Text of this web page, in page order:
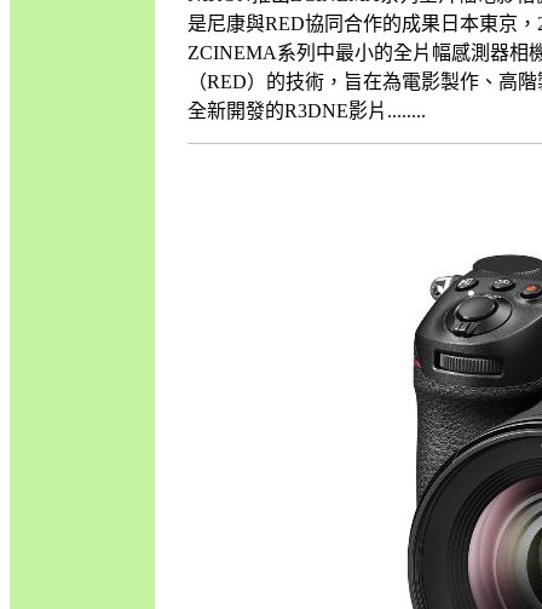
是尼康與RED協同合作的成果日本東京
ZCINEMA系列中最小的全片幅感測器相
（RED）的技術，旨在為電影製作、高
全新開發的R3DNE影片........